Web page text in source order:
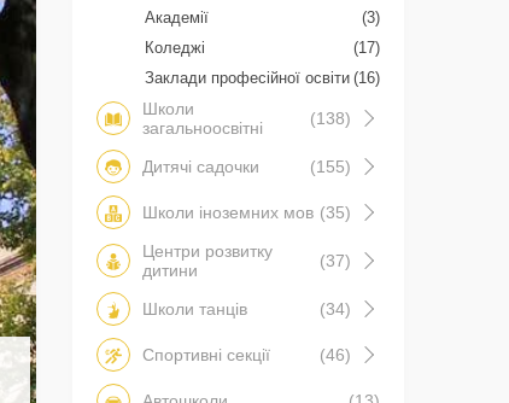
Академії
(3)
Коледжі
(17)
Заклади професійної освіти (16)
Школи
загальноосвітні
(138)
Дитячі садочки (155)
Школи іноземних мов (35)
Центри розвитку
дитини
(37)
Школи танців (34)
Спортивні секції (46)